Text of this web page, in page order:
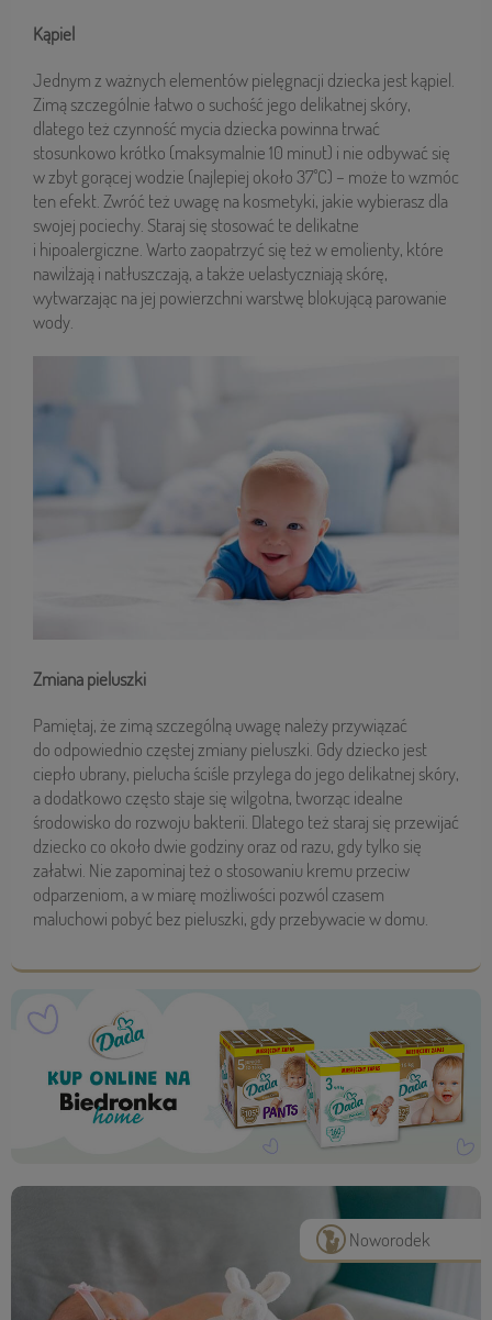
Kąpiel
Jednym z ważnych elementów pielęgnacji dziecka jest kąpiel.
Zimą szczególnie łatwo o suchość jego delikatnej skóry,
dlatego też czynność mycia dziecka powinna trwać
stosunkowo krótko (maksymalnie 10 minut) i nie odbywać się
w zbyt gorącej wodzie (najlepiej około 37˚C) – może to wzmóc
ten efekt. Zwróć też uwagę na kosmetyki, jakie wybierasz dla
swojej pociechy. Staraj się stosować te delikatne
i hipoalergiczne. Warto zaopatrzyć się też w emolienty, które
nawilżają i natłuszczają, a także uelastyczniają skórę,
wytwarzając na jej powierzchni warstwę blokującą parowanie
wody.
Zmiana pieluszki
Pamiętaj, że zimą szczególną uwagę należy przywiązać
do odpowiednio częstej zmiany pieluszki. Gdy dziecko jest
ciepło ubrany, pielucha ściśle przylega do jego delikatnej skóry,
a dodatkowo często staje się wilgotna, tworząc idealne
środowisko do rozwoju bakterii. Dlatego też staraj się przewijać
dziecko co około dwie godziny oraz od razu, gdy tylko się
załatwi. Nie zapominaj też o stosowaniu kremu przeciw
odparzeniom, a w miarę możliwości pozwól czasem
maluchowi pobyć bez pieluszki, gdy przebywacie w domu.
Noworodek